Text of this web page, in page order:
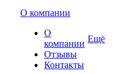
О компании
О
компании
Отзывы
Контакты
Ещё